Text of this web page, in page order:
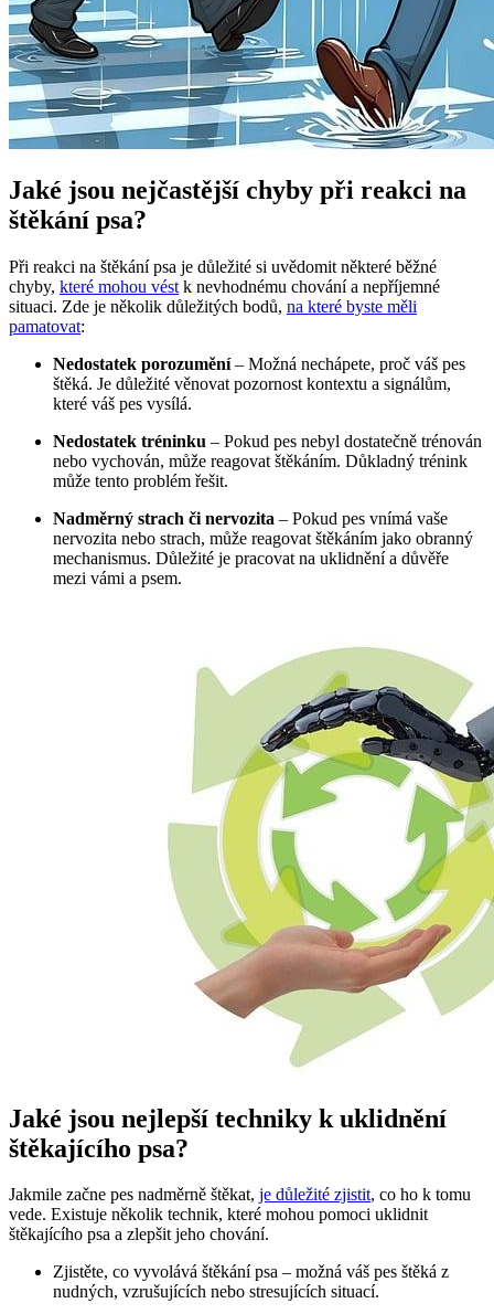
Jaké jsou nejčastější chyby při reakci na
štěkání psa?
Při reakci na štěkání psa je důležité si uvědomit některé běžné
chyby, které mohou vést k nevhodnému chování a nepříjemné
situaci. Zde je několik důležitých bodů, na které byste měli
pamatovat:
Nedostatek porozumění– Možná nechápete, proč váš pes
štěká. Je důležité věnovat pozornost kontextu a signálům,
které váš pes vysílá.
Nedostatek tréninku – Pokud pes nebyl dostatečně trénován
nebo vychován, může reagovat štěkáním. Důkladný trénink
může tento problém řešit.
Nadměrný strach či nervozita – Pokud pes vnímá vaše
nervozita nebo strach, může reagovat štěkáním jako obranný
mechanismus. Důležité je pracovat na uklidnění a důvěře
mezi vámi a psem.
Jaké jsou nejlepší techniky k uklidnění
štěkajícího psa?
Jakmile začne pes nadměrně štěkat, je důležité zjistit, co ho k tomu
vede. Existuje několik technik, které mohou pomoci uklidnit
štěkajícího psa a zlepšit jeho chování.
Zjistěte, co vyvolává štěkání psa – možná váš pes štěká z
nudných, vzrušujících nebo stresujících situací.